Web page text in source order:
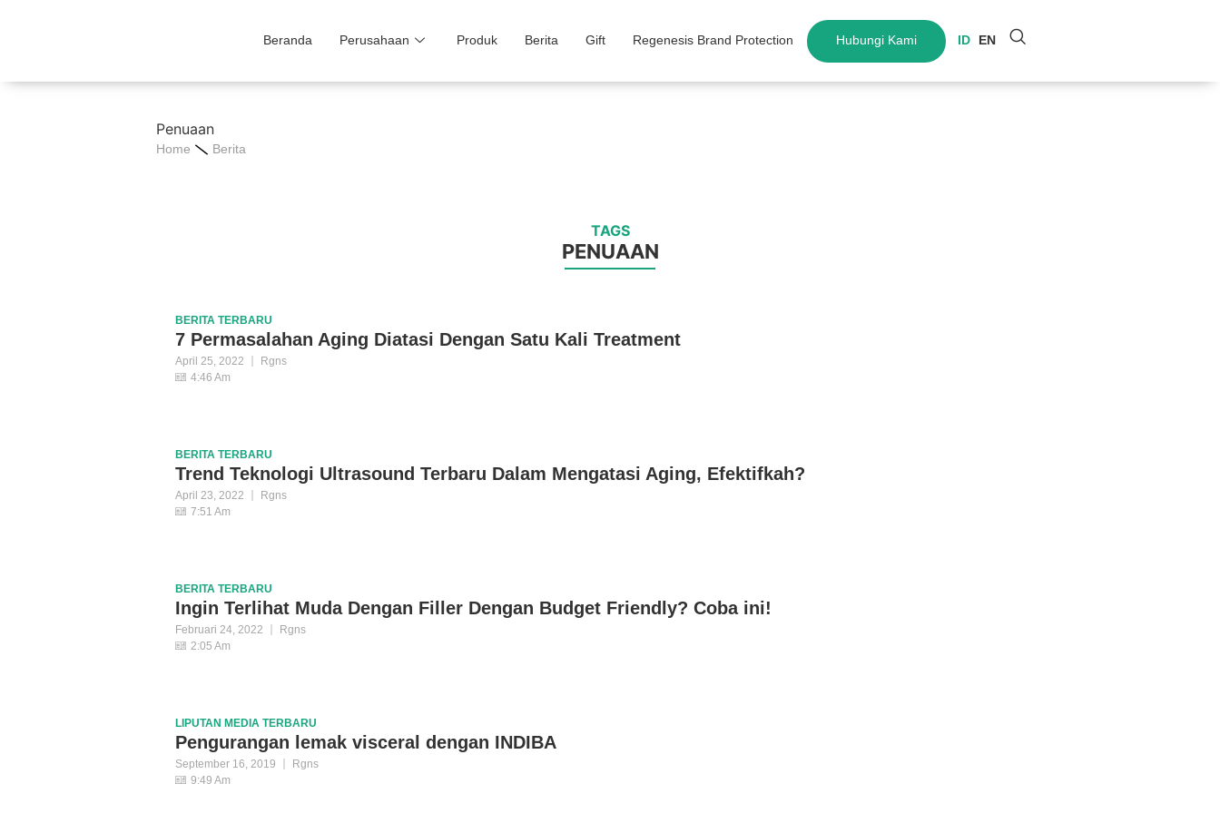
Beranda Perusahaan Produk Berita Gift Regenesis Brand Protection Hubungi Kami ID EN
Penuaan
Home Berita
TAGS
PENUAAN
BERITA TERBARU
7 Permasalahan Aging Diatasi Dengan Satu Kali Treatment
April 25, 2022
Rgns
4:46 Am
BERITA TERBARU
Trend Teknologi Ultrasound Terbaru Dalam Mengatasi Aging, Efektifkah?
April 23, 2022
Rgns
7:51 Am
BERITA TERBARU
Ingin Terlihat Muda Dengan Filler Dengan Budget Friendly? Coba ini!
Februari 24, 2022
Rgns
2:05 Am
LIPUTAN MEDIA TERBARU
Pengurangan lemak visceral dengan INDIBA
September 16, 2019
Rgns
9:49 Am